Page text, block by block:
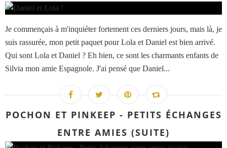
Je commençais à m'inquiéter fortement ces derniers jours, mais là, je
suis rassurée, mon petit paquet pour Lola et Daniel est bien arrivé.
Qui sont Lola et Daniel ? Eh bien, ce sont les charmants enfants de
Silvia mon amie Espagnole. J'ai pensé que Daniel...
POCHON ET PINKEEP - PETITS ÉCHANGES
ENTRE AMIES (SUITE)